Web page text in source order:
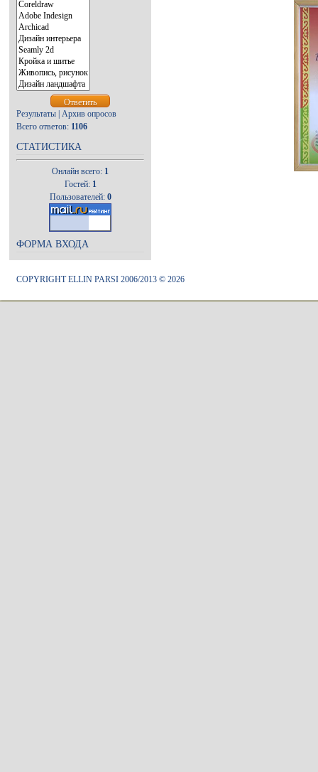
Результаты Архив опросов
Всего ответов: 1106
СТАТИСТИКА
Онлайн всего: 1
Гостей: 1
Пользователей: 0
ФОРМА ВХОДА
COPYRIGHT ELLIN PARSI 2006/2013 © 2026